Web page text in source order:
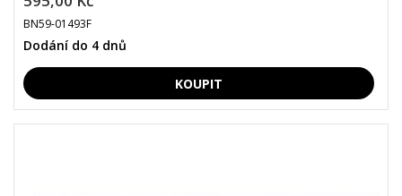
BN59-01493F
Dodání do 4 dnů